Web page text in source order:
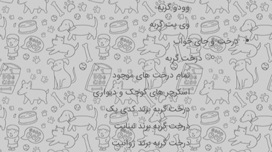
وودو گربه
وی پت گربه
درخت و جای خواب
درخت گربه
تمام درخت های موجود
اسکرچر های کوچک و دیواری
درخت گربه برند کدی پک
درخت گربه برند نیناپت
درخت گربه برند ژوانیت